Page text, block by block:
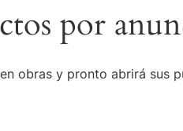
por
obras y pronto abrirá sus